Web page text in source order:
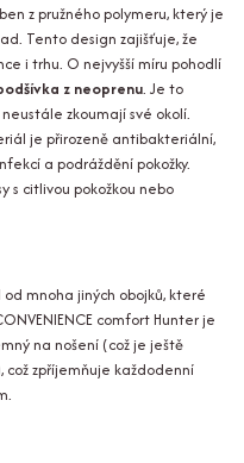
z pružného polymeru, který je
Tento design zajišťuje, že
i trhu. O nejvyšší míru pohodlí
z neoprenu. Je to
zkoumají své okolí.
je přirozeně antibakteriální,
a podráždění pokožky.
s citlivou pokožkou nebo
od mnoha jiných obojků, které
comfort Hunter je
na nošení (což je ještě
což zpříjemňuje každodenní